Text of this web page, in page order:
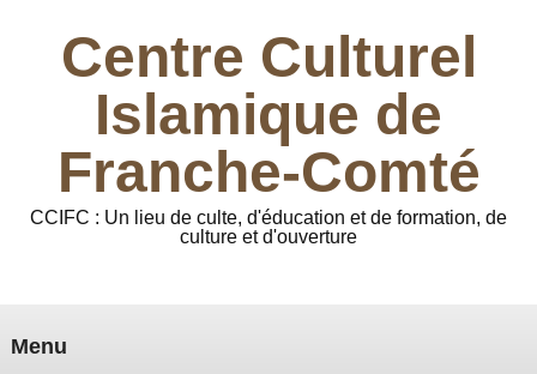
Centre Culturel
Islamique de
Franche-Comté
CCIFC : Un lieu de culte, d'éducation et de formation, de
culture et d'ouverture
Menu